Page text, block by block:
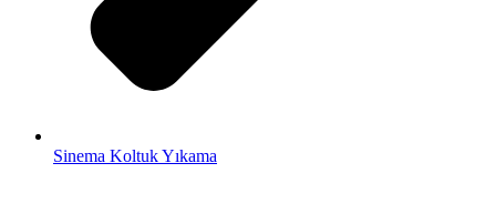
Sinema Koltuk Yıkama